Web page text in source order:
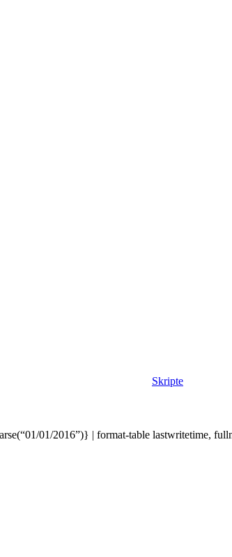
Skripte
01/2016”)} | format-table lastwritetime,